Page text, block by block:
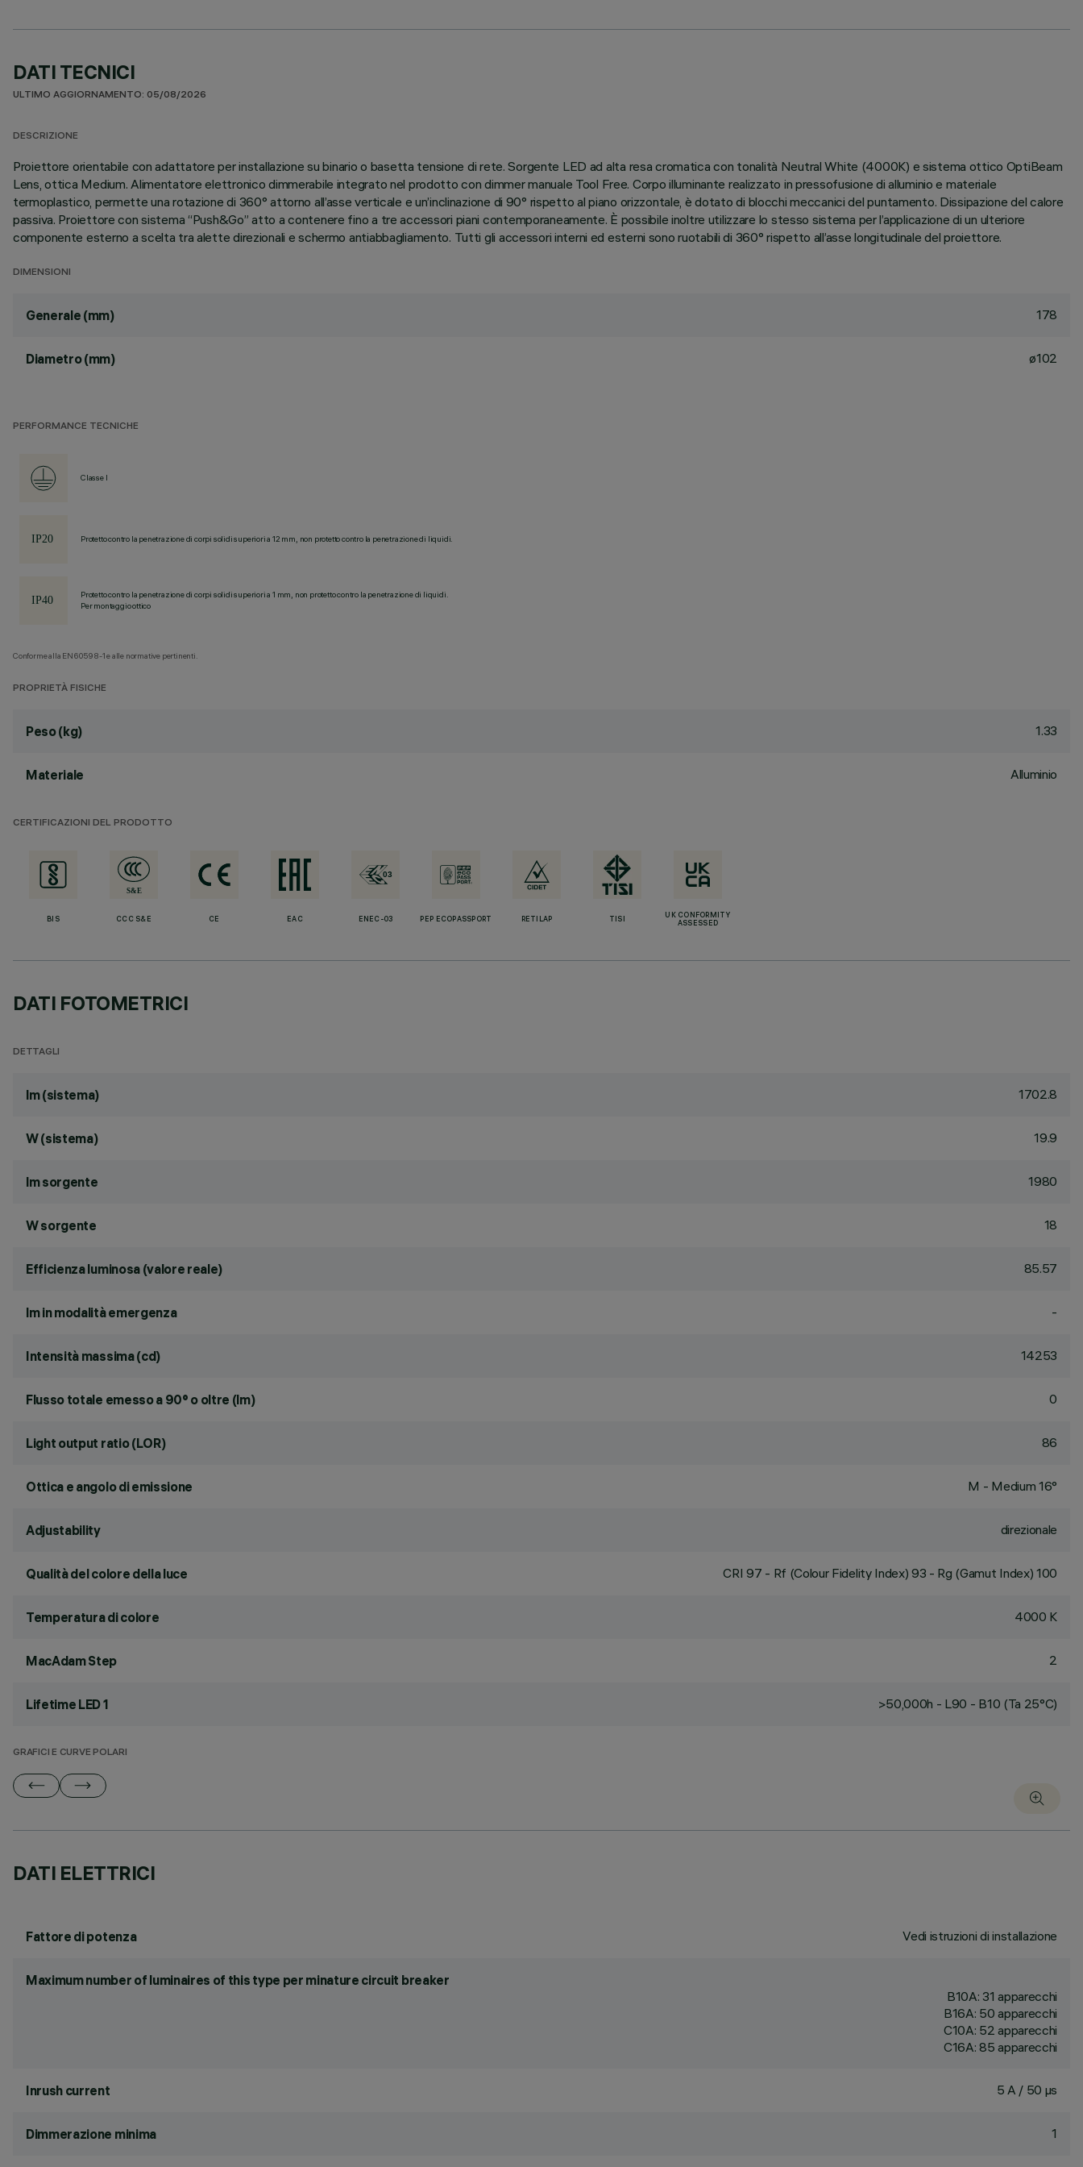
DATI TECNICI
ULTIMO AGGIORNAMENTO: 05/08/2026
DESCRIZIONE
Proiettore orientabile con adattatore per installazione su binario o basetta tensione di rete. Sorgente LED ad alta resa cromatica con tonalità Neutral White (4000K) e sistema ottico OptiBeam
Lens, ottica Medium. Alimentatore elettronico dimmerabile integrato nel prodotto con dimmer manuale Tool Free. Corpo illuminante realizzato in pressofusione di alluminio e materiale
termoplastico, permette una rotazione di 360° attorno all’asse verticale e un’inclinazione di 90° rispetto al piano orizzontale, è dotato di blocchi meccanici del puntamento. Dissipazione del calore
passiva. Proiettore con sistema “Push&Go” atto a contenere fino a tre accessori piani contemporaneamente. È possibile inoltre utilizzare lo stesso sistema per l’applicazione di un ulteriore
componente esterno a scelta tra alette direzionali e schermo antiabbagliamento. Tutti gli accessori interni ed esterni sono ruotabili di 360° rispetto all’asse longitudinale del proiettore.
DIMENSIONI
Generale (mm) 178
Diametro (mm) ø102
PERFORMANCE TECNICHE
Classe I
Protetto contro la penetrazione di corpi solidi superiori a 12 mm, non protetto contro la penetrazione di liquidi.
Protetto contro la penetrazione di corpi solidi superiori a 1 mm, non protetto contro la penetrazione di liquidi.
Per montaggio ottico
Conforme alla EN60598-1 e alle normative pertinenti.
PROPRIETÀ FISICHE
Peso (kg) 1.33
Materiale Alluminio
CERTIFICAZIONI DEL PRODOTTO
BIS CCC S&E CE EAC ENEC-03 PEP ECOPASSPORT RETILAP TISI
UK CONFORMITY
ASSESSED
DATI FOTOMETRICI
DETTAGLI
lm (sistema) 1702.8
W (sistema) 19.9
lm sorgente 1980
W sorgente 18
Efficienza luminosa (valore reale) 85.57
lm in modalità emergenza -
Intensità massima (cd) 14253
Flusso totale emesso a 90° o oltre (lm) 0
Light output ratio (LOR) 86
Ottica e angolo di emissione M - Medium 16°
Adjustability direzionale
Qualità del colore della luce CRI97 - Rf (Colour Fidelity Index) 93 - Rg (Gamut Index) 100
Temperatura di colore 4000 K
MacAdam Step 2
Lifetime LED 1 >50,000h - L90 - B10 (Ta 25°C)
GRAFICI E CURVE POLARI
DATI ELETTRICI
Fattore di potenza Vedi istruzioni di installazione
Maximum number of luminaires of this type per minature circuit breaker
B10A: 31 apparecchi
B16A: 50 apparecchi
C10A: 52 apparecchi
C16A: 85 apparecchi
Inrush current 5 A / 50 µs
Dimmerazione minima 1